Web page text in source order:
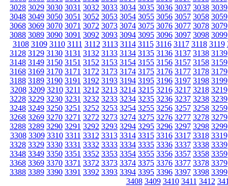
3028 3029 3030 3031 3032 3033 3034 3035 3036 3037 3038 3039
3048 3049 3050 3051 3052 3053 3054 3055 3056 3057 3058 3059
3068 3069 3070 3071 3072 3073 3074 3075 3076 3077 3078 3079
3088 3089 3090 3091 3092 3093 3094 3095 3096 3097 3098 3099
3108 3109 3110 3111 3112 3113 3114 3115 3116 3117 3118 3119
3128 3129 3130 3131 3132 3133 3134 3135 3136 3137 3138 3139
3148 3149 3150 3151 3152 3153 3154 3155 3156 3157 3158 3159
3168 3169 3170 3171 3172 3173 3174 3175 3176 3177 3178 3179
3188 3189 3190 3191 3192 3193 3194 3195 3196 3197 3198 3199
3208 3209 3210 3211 3212 3213 3214 3215 3216 3217 3218 3219
3228 3229 3230 3231 3232 3233 3234 3235 3236 3237 3238 3239
3248 3249 3250 3251 3252 3253 3254 3255 3256 3257 3258 3259
3268 3269 3270 3271 3272 3273 3274 3275 3276 3277 3278 3279
3288 3289 3290 3291 3292 3293 3294 3295 3296 3297 3298 3299
3308 3309 3310 3311 3312 3313 3314 3315 3316 3317 3318 3319
3328 3329 3330 3331 3332 3333 3334 3335 3336 3337 3338 3339
3348 3349 3350 3351 3352 3353 3354 3355 3356 3357 3358 3359
3368 3369 3370 3371 3372 3373 3374 3375 3376 3377 3378 3379
3388 3389 3390 3391 3392 3393 3394 3395 3396 3397 3398 3399
3408 3409 3410 3411 3412